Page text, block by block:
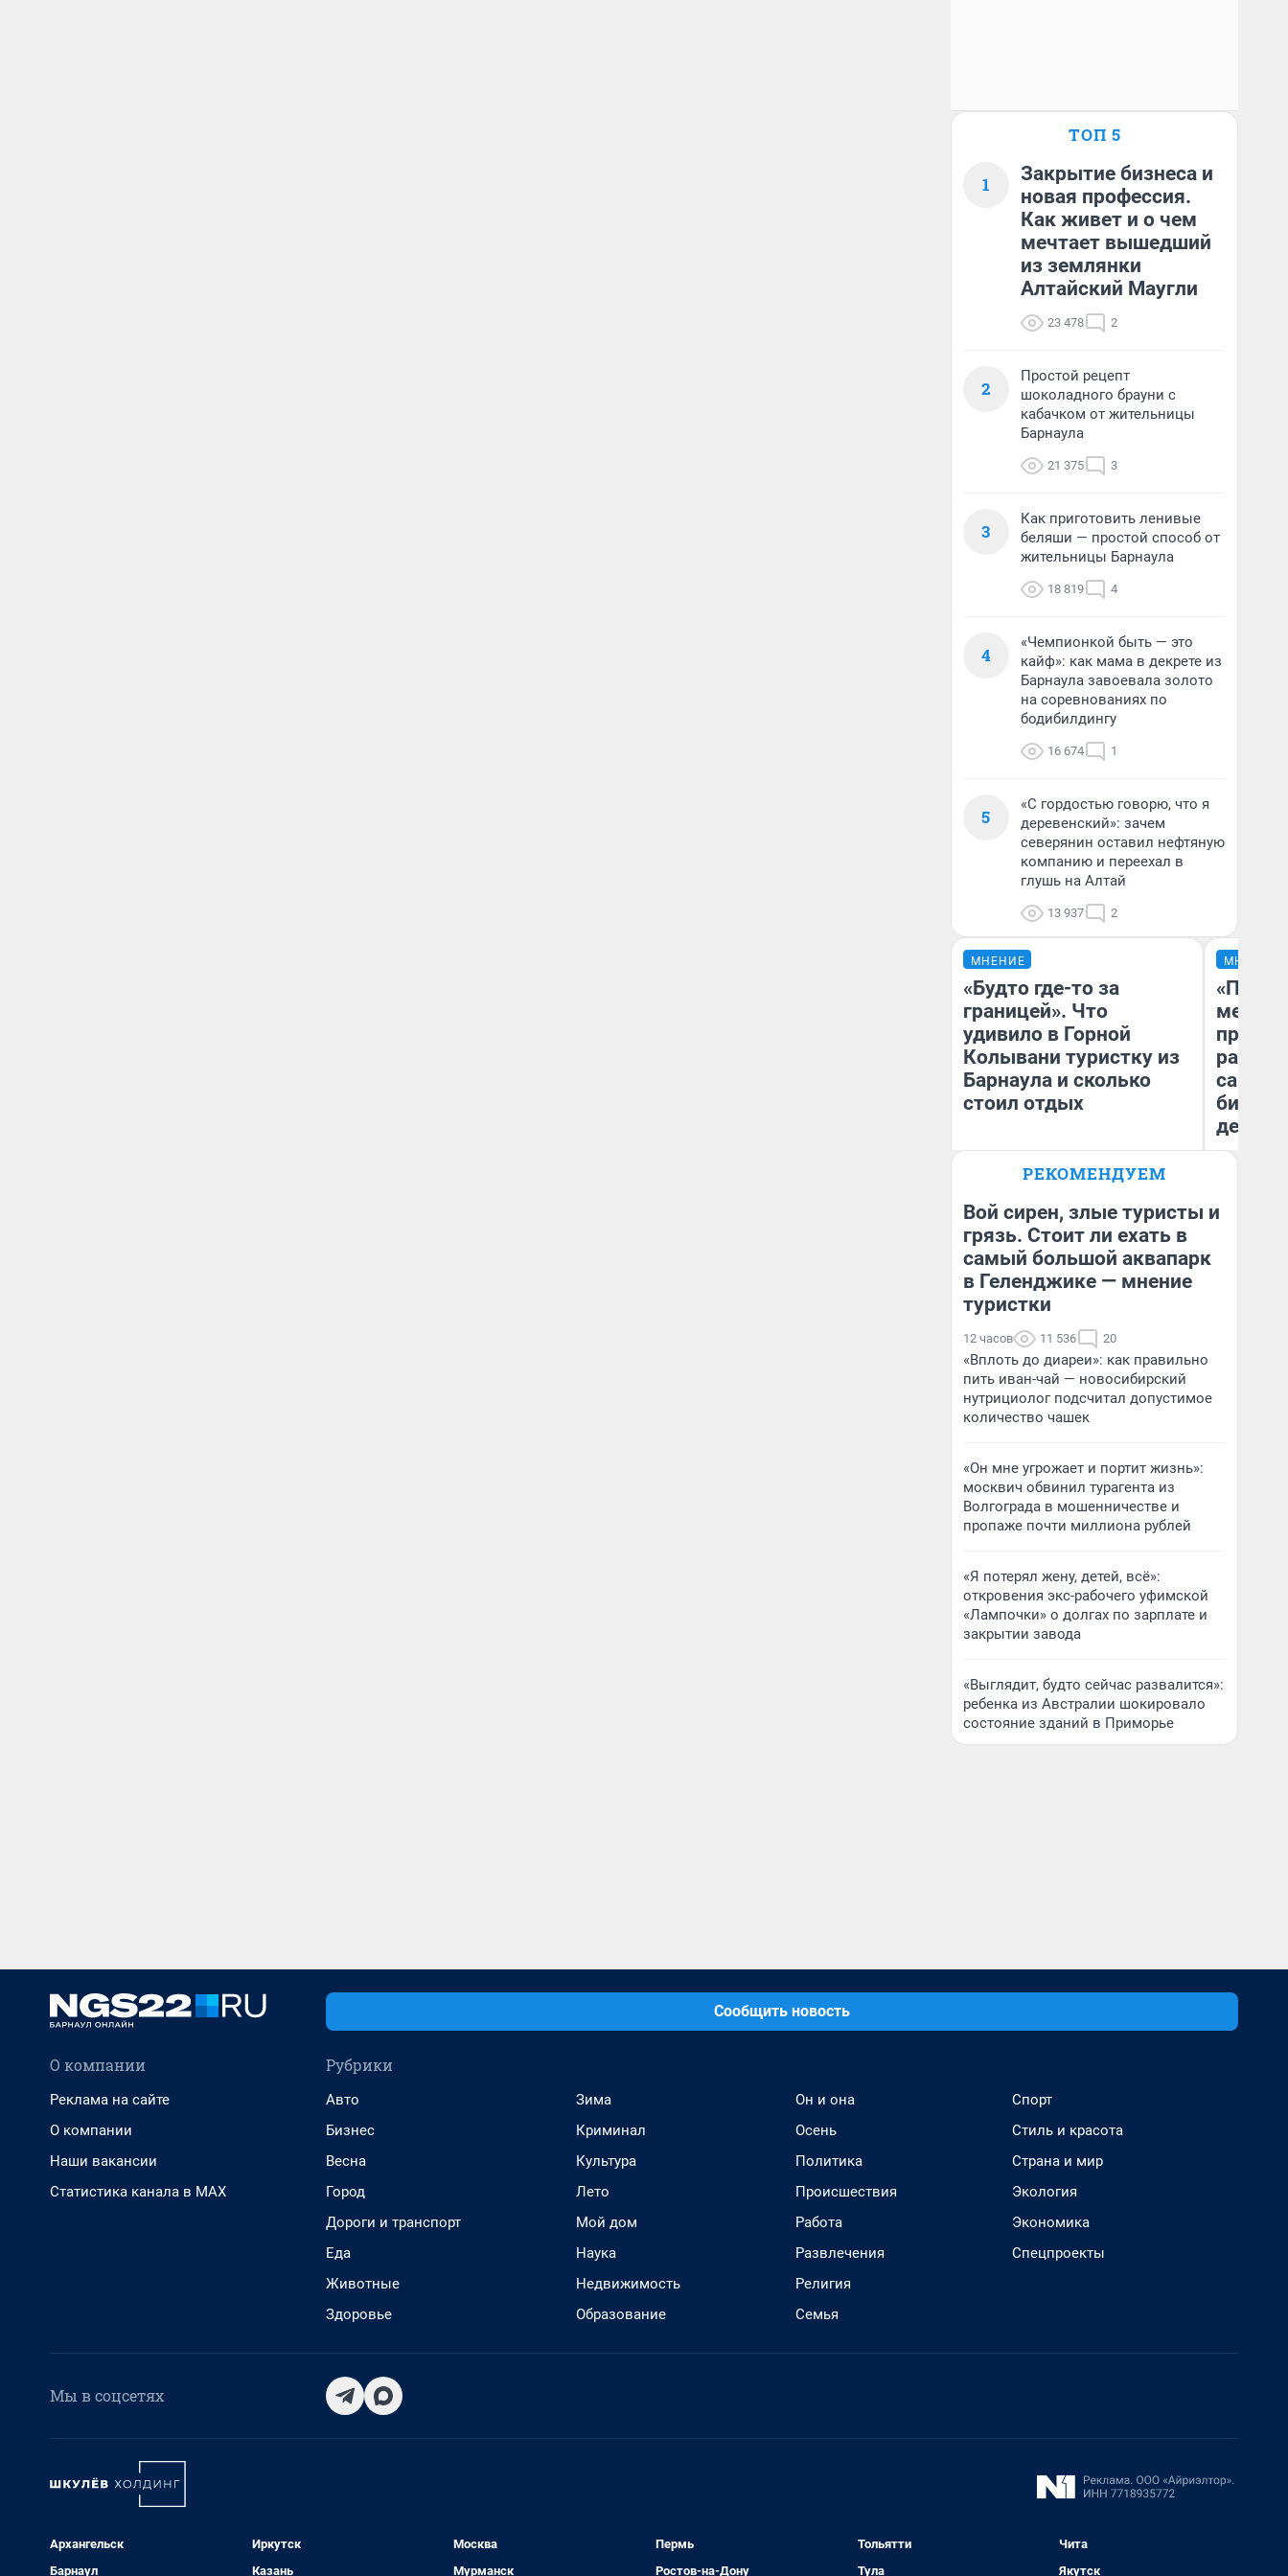
ТОП 5
1
Закрытие бизнеса и
новая профессия.
Как живет и о чем
мечтает вышедший
из землянки
Алтайский Маугли
23 478 2
2
Простой рецепт
шоколадного брауни с
кабачком от жительницы
Барнаула
21 375 3
3
Как приготовить ленивые
беляши — простой способ от
жительницы Барнаула
18 819 4
4
«Чемпионкой быть — это
кайф»: как мама в декрете из
Барнаула завоевала золото
на соревнованиях по
бодибилдингу
16 674 1
5
«С гордостью говорю, что я
деревенский»: зачем
северянин оставил нефтяную
компанию и переехал в
глушь на Алтай
13 937 2
МНЕНИЕ
«Будто где-то за
границей». Что
удивило в Горной
Колывани туристку из
Барнаула и сколько
стоил отдых
МНЕНИЕ
самом
РЕКОМЕНДУЕМ
Вой сирен, злые туристы и
грязь. Стоит ли ехать в
самый большой аквапарк
в Геленджике — мнение
туристки
12 часов 11 536 20
«Вплоть до диареи»: как правильно
пить иван-чай — новосибирский
нутрициолог подсчитал допустимое
количество чашек
«Он мне угрожает и портит жизнь»:
москвич обвинил турагента из
Волгограда в мошенничестве и
пропаже почти миллиона рублей
«Я потерял жену, детей, всё»:
откровения экс-рабочего уфимской
«Лампочки» о долгах по зарплате и
закрытии завода
«Выглядит, будто сейчас развалится»:
ребенка из Австралии шокировало
состояние зданий в Приморье
Сообщить новость
О компании
Реклама на сайте
О компании
Наши вакансии
Статистика канала в MAX
Рубрики
Авто
Бизнес
Весна
Город
Дороги и транспорт
Еда
Животные
Здоровье
Зима
Криминал
Культура
Лето
Мой дом
Наука
Недвижимость
Образование
Он и она
Осень
Политика
Происшествия
Работа
Развлечения
Религия
Семья
Спорт
Стиль и красота
Страна и мир
Экология
Экономика
Спецпроекты
Мы в соцсетях
Архангельск
Барнаул
Иркутск
Казань
Москва
Мурманск
Пермь
Ростов-на-Дону
Тольятти
Тула
Чита
Якутск